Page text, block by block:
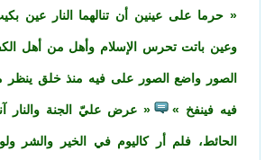
حرما على عينين أن تنالهما النار عين
وعين باتت تحرس الإسلام وأهل من أهل
الصور واضع الصور على فيه منذ خلق ينظر
فيه فينفخ عرض عليّ الجنة والنار
الحائط، فلم أر كاليوم في الخير والشر